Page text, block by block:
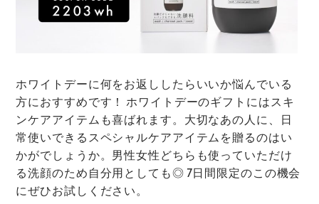
ホワイトデーに何をお返ししたらいいか悩んでいる
方におすすめです！ ホワイトデーのギフトにはスキ
ンケアアイテムも喜ばれます。大切なあの人に、日
常使いできるスペシャルケアアイテムを贈るのはい
かがでしょうか。 男性女性どちらも使っていただけ
る洗顔のため自分用としても◎ 7日間限定のこの機会
にぜひお試しください。